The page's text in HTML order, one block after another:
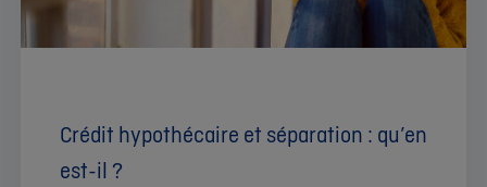
Crédit hypothécaire et séparation : qu’en
est-il ?